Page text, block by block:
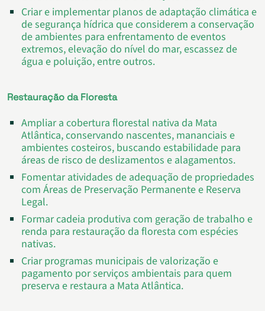
Criar e implementar planos de adaptação climática e
de segurança hídrica que considerem a conservação
de ambientes para enfrentamento de eventos
extremos, elevação do nível do mar, escassez de
água e poluição, entre outros.
Restauração da Floresta
Ampliar a cobertura florestal nativa da Mata
Atlântica, conservando nascentes, mananciais e
ambientes costeiros, buscando estabilidade para
áreas de risco de deslizamentos e alagamentos.
Fomentar atividades de adequação de propriedades
com Áreas de Preservação Permanente e Reserva
Legal.
Formar cadeia produtiva com geração de trabalho e
renda para restauração da floresta com espécies
nativas.
Criar programas municipais de valorização e
pagamento por serviços ambientais para quem
preserva e restaura a Mata Atlântica.